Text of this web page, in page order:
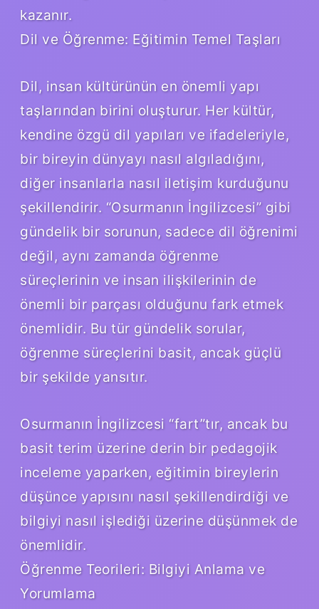
kazanır.
Dil ve Öğrenme: Eğitimin Temel Taşları
Dil, insan kültürünün en önemli yapı
taşlarından birini oluşturur. Her kültür,
kendine özgü dil yapıları ve ifadeleriyle,
bir bireyin dünyayı nasıl algıladığını,
diğer insanlarla nasıl iletişim kurduğunu
şekillendirir. “Osurmanın İngilizcesi” gibi
gündelik bir sorunun, sadece dil öğrenimi
değil, aynı zamanda öğrenme
süreçlerinin ve insan ilişkilerinin de
önemli bir parçası olduğunu fark etmek
önemlidir. Bu tür gündelik sorular,
öğrenme süreçlerini basit, ancak güçlü
bir şekilde yansıtır.
Osurmanın İngilizcesi “fart”tır, ancak bu
basit terim üzerine derin bir pedagojik
inceleme yaparken, eğitimin bireylerin
düşünce yapısını nasıl şekillendirdiği ve
bilgiyi nasıl işlediği üzerine düşünmek de
önemlidir.
Öğrenme Teorileri: Bilgiyi Anlama ve
Yorumlama